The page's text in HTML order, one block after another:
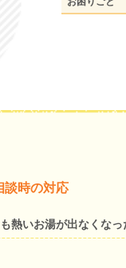
談時の対応
熱いお湯が出なくな